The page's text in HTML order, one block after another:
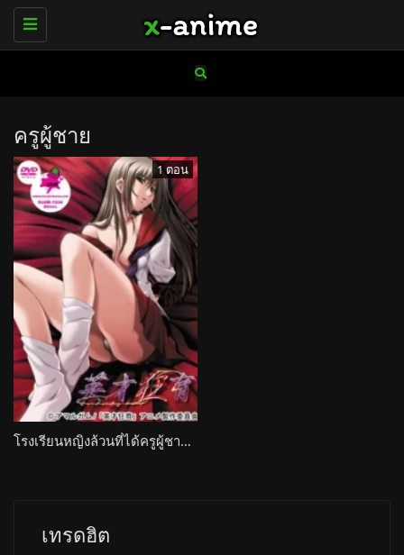
Toggle
navigation
ครูผู้ชาย
1 ตอน
โรงเรียนหญิงล้วนที่ได้ครูผู้ชายสอนเรื่องเพศ Eisai Kyoiku
เทรดฮิต